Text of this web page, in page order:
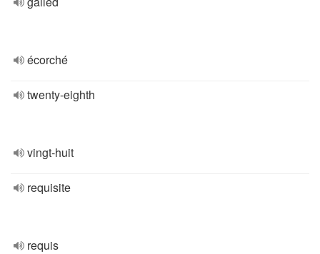
écorché
twenty-eighth
vingt-huit
requisite
requis